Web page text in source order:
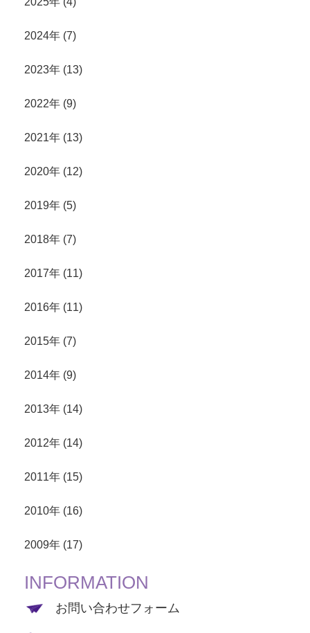
2024年 (7)
2023年 (13)
2022年 (9)
2021年 (13)
2020年 (12)
2019年 (5)
2018年 (7)
2017年 (11)
2016年 (11)
2015年 (7)
2014年 (9)
2013年 (14)
2012年 (14)
2011年 (15)
2010年 (16)
2009年 (17)
INFORMATION
お問い合わせフォーム